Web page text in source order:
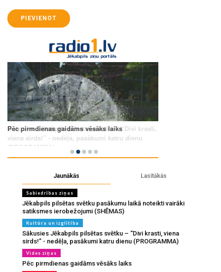
PIEVIENOT
Jaunākās Lasītākās
Sabiedrības ziņas
Jēkabpils pilsētas svētku pasākumu laikā noteikti vairāki
satiksmes ierobežojumi (SHĒMAS)
Kultūra un izglītība
Sākusies Jēkabpils pilsētas svētku – “Divi krasti, viena
sirds!” - nedēļa, pasākumi katru dienu (PROGRAMMA)
Vides ziņas
Pēc pirmdienas gaidāms vēsāks laiks